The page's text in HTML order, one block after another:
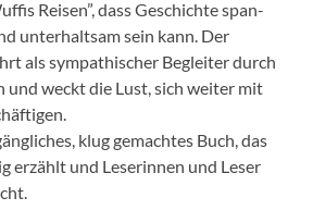
Reisen”, dass Geschichte span­
unter­halt­sam sein kann. Der
als sym­pa­this­ch­er Begleit­er durch
und weckt die Lust, sich weit­er mit
klug gemacht­es Buch, das
erzählt und Leserin­nen und Leser